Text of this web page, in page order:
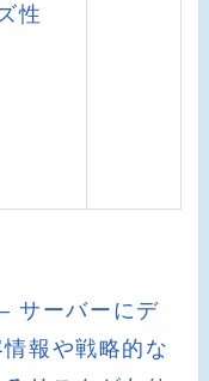
性
サーバーにデ
報や戦略的な